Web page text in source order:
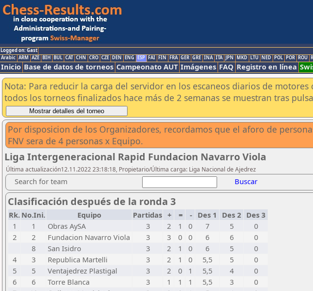
Logged on: Gast
Arabic ARM AZE BIH BUL CAT CHN CRO CZE DEN ENG ESP FAI FIN FRA GER GRE INA ITA JPN MKD LTU NED POL POR ROU
Inicio Base de datos de torneos Campeonato AUT Imágenes FAQ Registro en línea
Nota: Para reducir la carga del servidor en los escaneos diarios de motores
todos los torneos finalizados hace más de 2 semanas se muestran tras
Por disposicion de los Organizadores, recordamos que el aforo de
FNV sera de 4 personas x Equipo.
Liga Intergeneracional Rapid Fundacion Navarro Viola
Última actualización12.11.2022 23:18:18, Propietario/Última carga: Liga Nacional de Ajedrez
Search for team Buscar
Clasificación después de la ronda 3
Rk. No.Ini. Equipo Partidas + = - Des 1 Des 2 Des 3
1
1 Obras AySA 3 2 1 0 7 5
0
2
2 Fundacion Navarro Viola 3 3 0 0 6 6
0
8
San Isidro 3 2 1 0 6 5
0
4
3 Republica Martelli 3 2 1 0 5,5 5
0
5
5 Ventajedrez Plastigal 3 2 0 1 5,5 4
0
6
6 Torre Blanca 3 1 1 1 5,5 3
0